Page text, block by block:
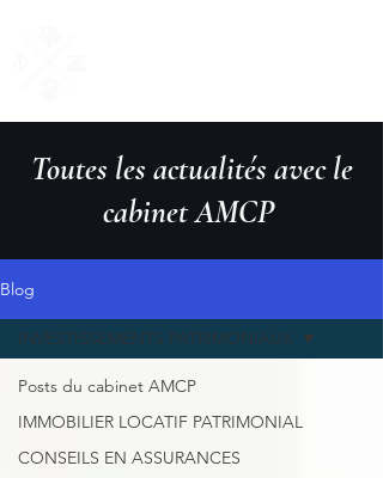
Toutes les actualités avec le
cabinet AMCP
Blog
Posts du cabinet AMCP
IMMOBILIER LOCATIF PATRIMONIAL
CONSEILS EN ASSURANCES
INVESTISSEMENTS PATRIMONIAUX